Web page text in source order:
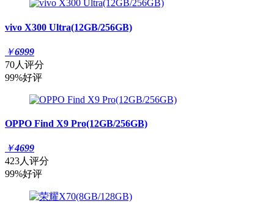
vivo X300 Ultra(12GB/256GB)
￥6999
70人评分
99%好评
OPPO Find X9 Pro(12GB/256GB)
￥4699
423人评分
99%好评